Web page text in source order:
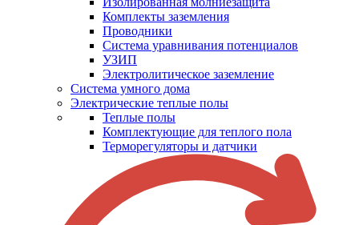
Комплекты заземления
Проводники
Система уравнивания потенциалов
УЗИП
Электролитическое заземление
Система умного дома
Электрические теплые полы
Теплые полы
Комплектующие для теплого пола
Терморегуляторы и датчики